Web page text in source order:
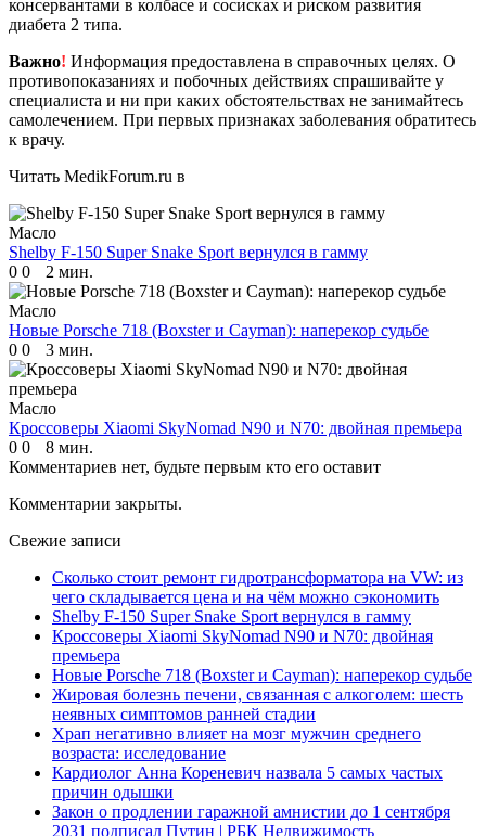
консервантами в колбасе и сосисках и риском развития
диабета 2 типа.
Важно! Информация предоставлена в справочных целях. О
противопоказаниях и побочных действиях спрашивайте у
специалиста и ни при каких обстоятельствах не занимайтесь
самолечением. При первых признаках заболевания обратитесь
к врачу.
Читать MedikForum.ru в
Масло
Shelby F-150 Super Snake Sport вернулся в гамму
0 0 2 мин.
Масло
Новые Porsche 718 (Boxster и Cayman): наперекор судьбе
0 0 3 мин.
Масло
Кроссоверы Xiaomi SkyNomad N90 и N70: двойная премьера
0 0
8 мин.
Комментариев нет, будьте первым кто его оставит
Комментарии закрыты.
Свежие записи
Сколько стоит ремонт гидротрансформатора на VW: из
чего складывается цена и на чём можно сэкономить
Shelby F-150 Super Snake Sport вернулся в гамму
Кроссоверы Xiaomi SkyNomad N90 и N70: двойная
премьера
Новые Porsche 718 (Boxster и Cayman): наперекор судьбе
Жировая болезнь печени, связанная с алкоголем: шесть
неявных симптомов ранней стадии
Храп негативно влияет на мозг мужчин среднего
возраста: исследование
Кардиолог Анна Кореневич назвала 5 самых частых
причин одышки
Закон о продлении гаражной амнистии до 1 сентября
2031 подписал Путин | РБК Недвижимость